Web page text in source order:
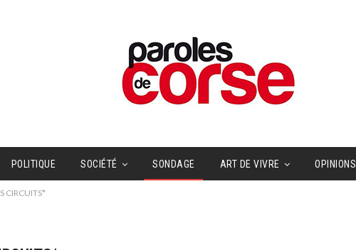
POLITIQUE SOCIÉTÉ SONDAGE ART DE VIVRE OPINIONS
CIRCUITS*